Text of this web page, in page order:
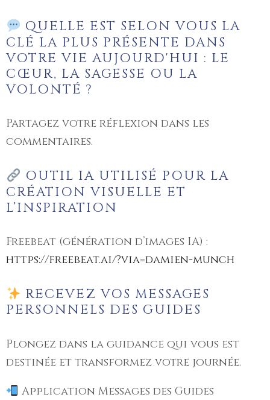
QUELLE EST SELON VOUS LA
CLÉ LA PLUS PRÉSENTE DANS
VOTRE VIE AUJOURD'HUI : LE
CŒUR, LA SAGESSE OU LA
VOLONTÉ ?
Partagez votre réflexion dans les
commentaires.
OUTIL IA UTILISÉ POUR LA
CRÉATION VISUELLE ET
L’INSPIRATION
Freebeat (génération d’images IA) :
https://freebeat.ai/?via=damien-munch
RECEVEZ VOS MESSAGES
PERSONNELS DES GUIDES
Plongez dans la guidance qui vous est
destinée et transformez votre journée.
Application Messages des Guides